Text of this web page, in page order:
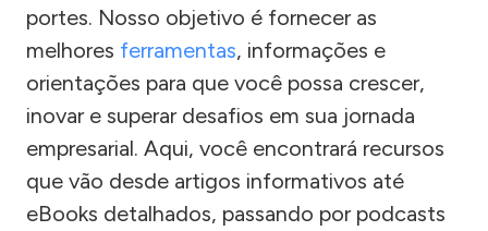
portes. Nosso objetivo é fornecer as
melhores ferramentas, informações e
orientações para que você possa crescer,
inovar e superar desafios em sua jornada
empresarial. Aqui, você encontrará recursos
que vão desde artigos informativos até
eBooks detalhados, passando por podcasts